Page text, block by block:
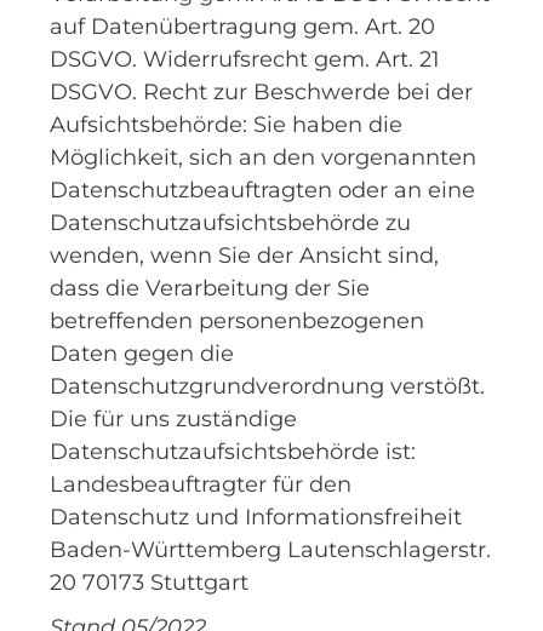
auf Datenübertragung gem. Art. 20
DSGVO. Widerrufsrecht gem. Art. 21
DSGVO. Recht zur Beschwerde bei der
Aufsichtsbehörde: Sie haben die
Möglichkeit, sich an den vorgenannten
Datenschutzbeauftragten oder an eine
Datenschutzaufsichtsbehörde zu
wenden, wenn Sie der Ansicht sind,
dass die Verarbeitung der Sie
betreffenden personenbezogenen
Daten gegen die
Datenschutzgrundverordnung verstößt.
Die für uns zuständige
Datenschutzaufsichtsbehörde ist:
Landesbeauftragter für den
Datenschutz und Informationsfreiheit
Baden-Württemberg Lautenschlagerstr.
20 70173 Stuttgart